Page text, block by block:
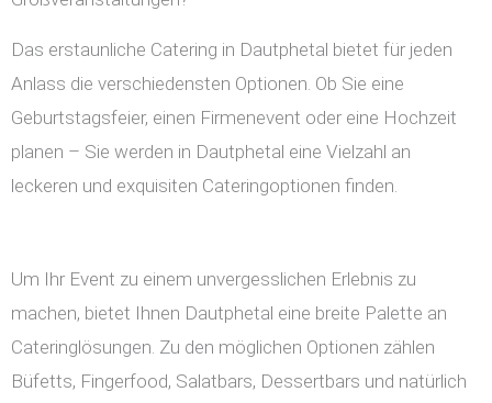
Das erstaunliche Catering in Dautphetal bietet für jeden
Anlass die verschiedensten Optionen. Ob Sie eine
Geburtstagsfeier, einen Firmenevent oder eine Hochzeit
planen – Sie werden in Dautphetal eine Vielzahl an
leckeren und exquisiten Cateringoptionen finden.
Um Ihr Event zu einem unvergesslichen Erlebnis zu
machen, bietet Ihnen Dautphetal eine breite Palette an
Cateringlösungen. Zu den möglichen Optionen zählen
Büfetts, Fingerfood, Salatbars, Dessertbars und natürlich